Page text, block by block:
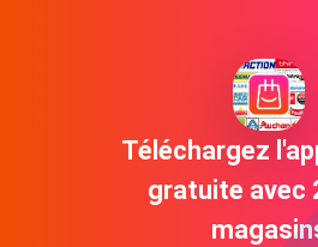
Téléchargez
gratuite avec